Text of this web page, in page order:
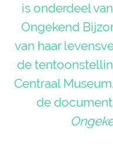
is onderdeel
Ongekend
van haar
de
Centraal
de